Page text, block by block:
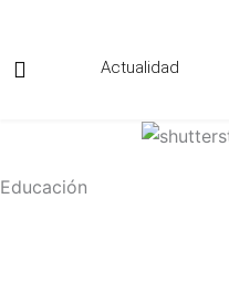
contenido
Actualidad
Educación